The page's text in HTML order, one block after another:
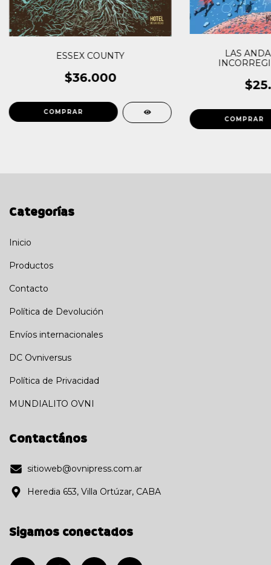
ESSEX COUNTY
$36.000
LAS
Categorías
Inicio
Productos
Contacto
Política de Devolución
Envíos internacionales
DC Ovniversus
Política de Privacidad
MUNDIALITO OVNI
Contactános
sitioweb@ovnipress.com.ar
Heredia 653, Villa Ortúzar, CABA
Sigamos conectados